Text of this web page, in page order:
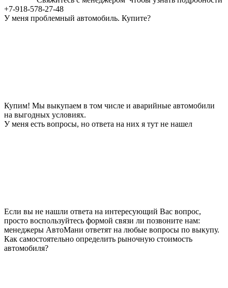
+7-918-578-27-48
У меня проблемный автомобиль. Купите?
Купим! Мы выкупаем в том числе и аварийные автомобили
на выгодных условиях.
У меня есть вопросы, но ответа на них я тут не нашел
Если вы не нашли ответа на интересующий Вас вопрос,
просто воспользуйтесь формой связи ли позвоните нам:
менеджеры АвтоМани ответят на любые вопросы по выкупу.
Как самостоятельно определить рыночную стоимость
автомобиля?